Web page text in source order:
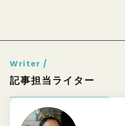
Writer /
記事担当ライター